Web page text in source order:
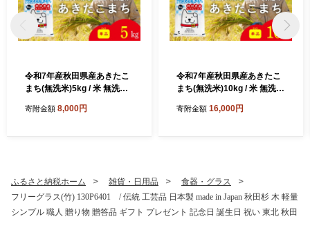
令和7年産秋田県産あきたこ
まち(無洗米)5kg / 米 無洗米
あきたこまち 5kg×1袋 おに
寄附金額 8,000円
令和7年産秋田県産あきたこ
まち(無洗米)10kg / 米 無洗米
産 あきたこまち 5kg×2袋 お
寄附金額 16,000円
ふるさと納税ホーム 雑貨・日用品
食器・グラス
フリーグラス(竹) 130P6401 / 伝統 工芸品 日本製 made in Japan 秋田杉 木 軽量
シンプル 職人 贈り物 贈答品 ギフト プレゼント 記念日 誕生日 祝い 東北 秋田